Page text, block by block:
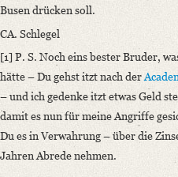
Busen drücken soll.
CA. Schlegel
[1] P. S. Noch eins bester Bruder,
hätte – Du gehst itzt nach der
– und ich gedenke itzt etwas Geld
damit es nun für meine Angriffe
Du es in Verwahrung – über die
Jahren Abrede nehmen.